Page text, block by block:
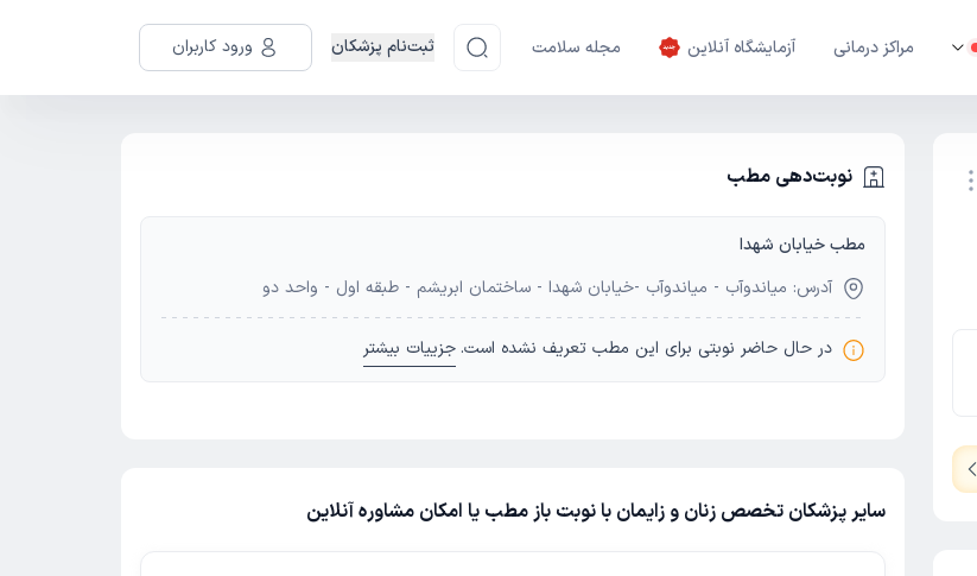
مراکز درمانی آزمایشگاه آنلاین مجله سلامت ثبت‌نام پزشکان ورود کاربران
نوبت‌دهی مطب
مطب خیابان شهدا
آدرس: میاندوآب - میاندوآب -خیابان شهدا - ساختمان ابریشم - طبقه اول - واحد دو
در حال حاضر نوبتی برای این مطب تعریف نشده است. جزییات بیشتر
سایر پزشکان تخصص زنان و زایمان با نوبت باز مطب یا امکان مشاوره آنلاین